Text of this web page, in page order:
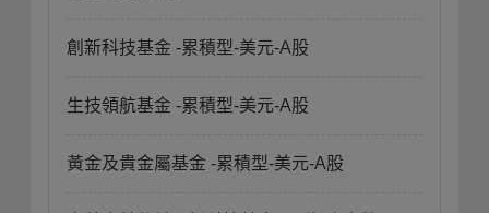
創新科技基金 -累積型-美元-A股
生技領航基金 -累積型-美元-A股
黃金及貴金屬基金 -累積型-美元-A股